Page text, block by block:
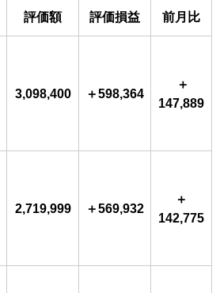
評価額 評価損益 前月比
3,098,400 ＋598,364
＋
147,889
2,719,999 ＋569,932
＋
142,775